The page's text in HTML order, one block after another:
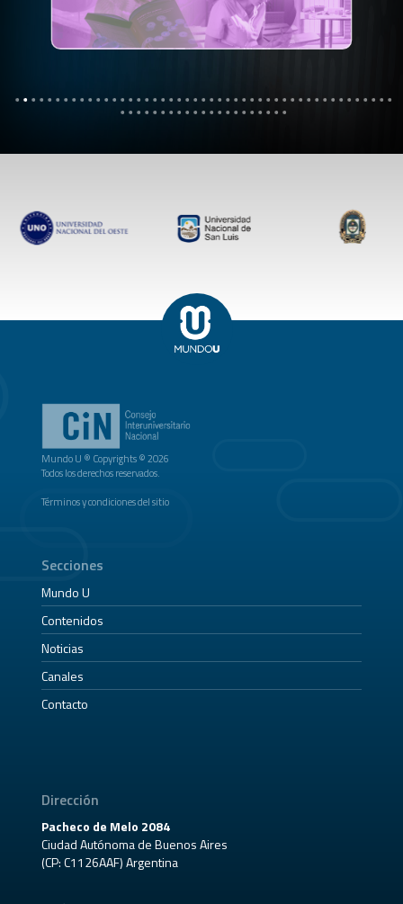
Mundo U ® Copyrights © 2026
Todos los derechos reservados.
Términos y condiciones del sitio
Secciones
Mundo U
Contenidos
Noticias
Canales
Contacto
Dirección
Pacheco de Melo 2084
Ciudad Autónoma de Buenos Aires
(CP: C1126AAF) Argentina